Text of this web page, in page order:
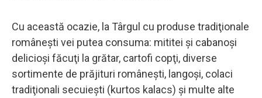
Cu această ocazie, la Târgul cu produse tradiţionale
româneşti vei putea consuma: mititei şi cabanoşi
delicioşi făcuţi la grătar, cartofi copţi, diverse
sortimente de prăjituri româneşti, langoşi, colaci
tradiţionali secuieşti (kurtos kalacs) şi multe alte